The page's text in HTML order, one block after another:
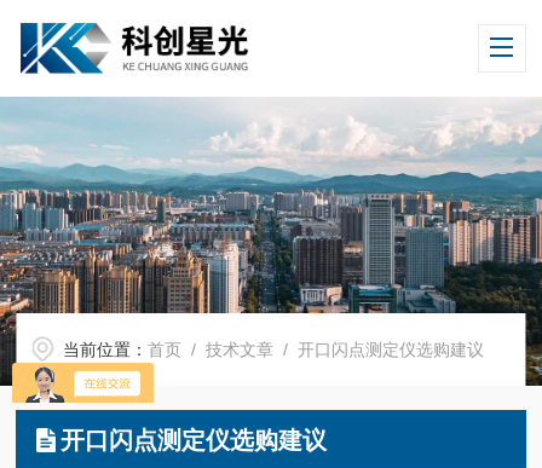
当前位置：首页 /技术文章 / 开口闪点测定仪选购建议
开口闪点测定仪选购建议